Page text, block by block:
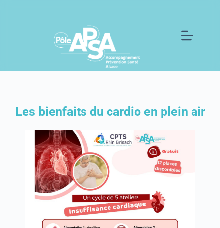
Les bienfaits du cardio en plein air